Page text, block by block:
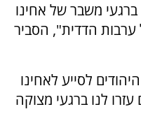
משבר של אחינו
ערבות הדדית", הסביר
לסייע לאחינו
לנו ברגעי מצוקה